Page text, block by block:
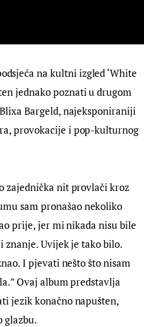
na kultni izgled ‘White
jednako poznati u drugom
Bargeld, najeksponiraniji
provokacije i pop-kulturnog
zajednička nit provlači kroz
sam pronašao nekoliko
prije, jer mi nikada nisu bile
znanje. Uvijek je tako bilo.
I pjevati nešto što nisam
Ovaj album predstavlja
jezik konačno napušten,
glazbu.​